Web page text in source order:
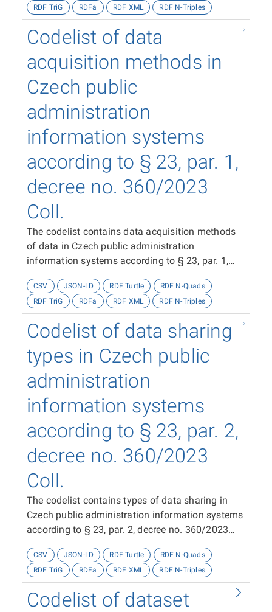
RDF TriG
RDFa RDF XML RDF N-Triples
Codelist of data
acquisition methods in
Czech public
administration
information systems
according to § 23, par. 1,
decree no. 360/2023
Coll.
The codelist contains data acquisition methods
of data in Czech public administration
information systems according to § 23, par. 1,
CSV JSON-LD RDF Turtle
RDF N-Quads
RDF TriG
RDFa RDF XML RDF N-Triples
Codelist of data sharing
types in Czech public
administration
information systems
according to § 23, par. 2,
decree no. 360/2023
Coll.
The codelist contains types of data sharing in
Czech public administration information systems
according to § 23, par. 2, decree no. 360/2023
CSV JSON-LD RDF Turtle
RDF N-Quads
RDF TriG
RDFa RDF XML RDF N-Triples
Codelist of dataset